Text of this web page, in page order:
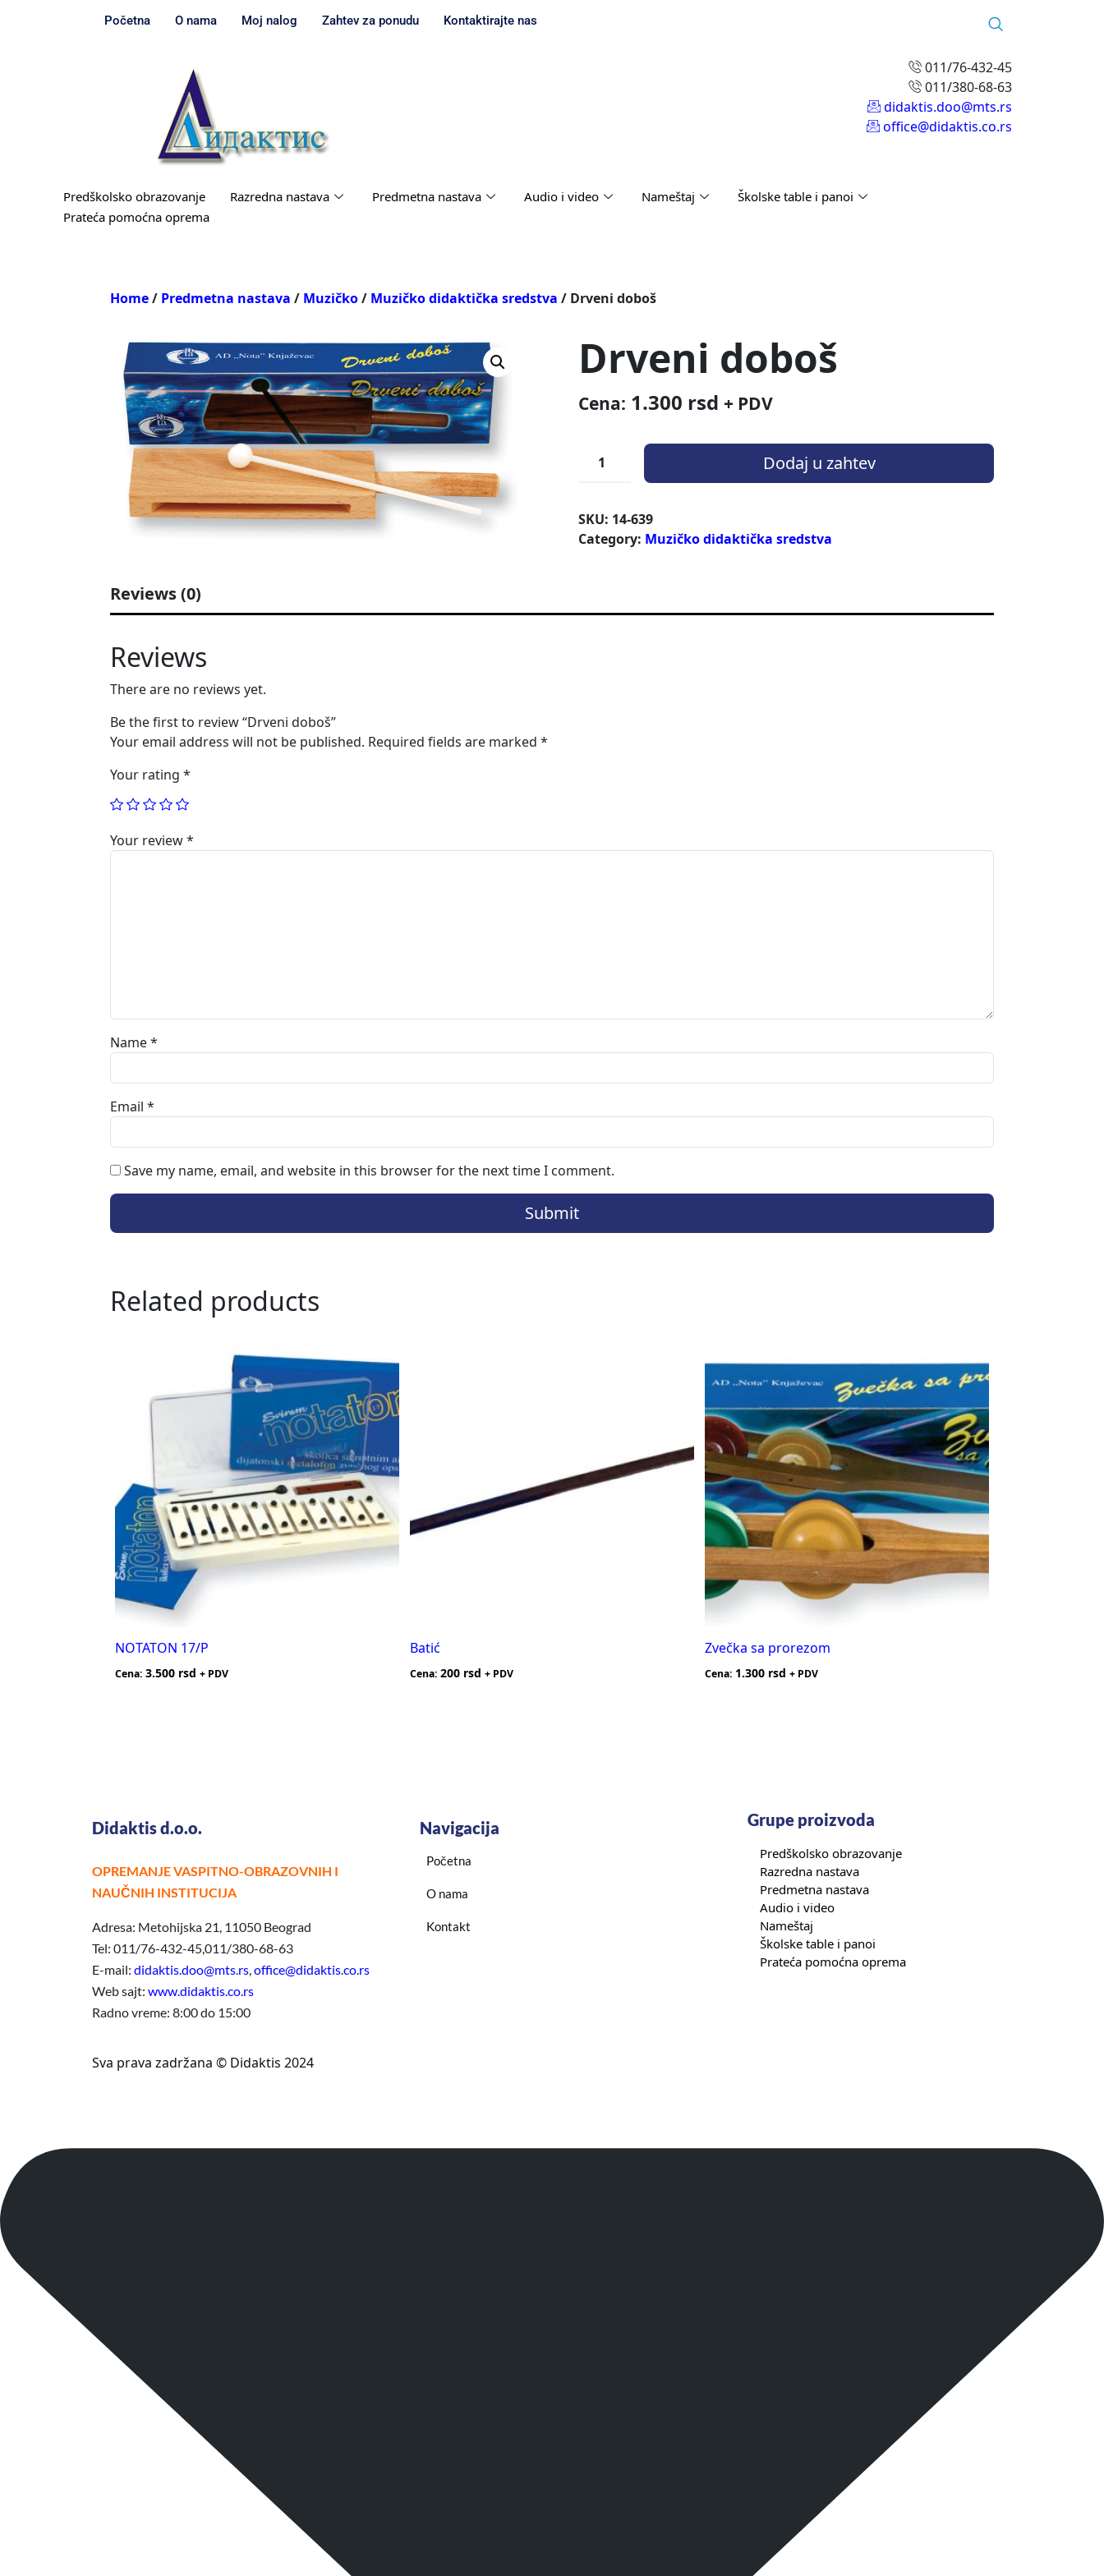
Početna O nama Moj nalog Zahtev za ponudu Kontaktirajte nas
011/76-432-45
011/380-68-63
didaktis.doo@mts.rs
office@didaktis.co.rs
Predškolsko obrazovanje Razredna nastava Predmetna nastava Audio i video Nameštaj
Školske table i panoi
Prateća pomoćna oprema
Home/ Predmetna nastava / Muzičko/ Muzičko didaktička sredstva / Drveni doboš
Drveni doboš
Cena: 1.300 rsd + PDV
Dodaj u zahtev
SKU: 14-639
Category: Muzičko didaktička sredstva
Reviews (0)
Reviews
There are no reviews yet.
Be the first to review “Drveni doboš”
Your email address will not be published. Required fields are marked *
Your rating *
Your review*
Name*
Email *
Save my name, email, and website in this browser for the next time I comment.
Related products
NOTATON 17/P
Cena: 3.500 rsd + PDV
Batić
Cena: 200 rsd + PDV
Zvečka sa prorezom
Cena: 1.300 rsd + PDV
Didaktis d.o.o.
OPREMANJE VASPITNO-OBRAZOVNIH I
NAUČNIH INSTITUCIJA
Adresa: Metohijska 21, 11050 Beograd
Tel: 011/76-432-45,011/380-68-63
E-mail: didaktis.doo@mts.rs office@didaktis.co.rs
Web sajt: www.didaktis.co.rs
Radno vreme: 8:00 do 15:00
Navigacija
Početna
O nama
Kontakt
Grupe proizvoda
Predškolsko obrazovanje
Razredna nastava
Predmetna nastava
Audio i video
Nameštaj
Školske table i panoi
Prateća pomoćna oprema
Sva prava zadržana © Didaktis 2024